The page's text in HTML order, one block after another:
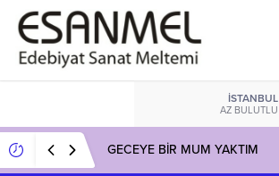
İSTANBUL
AZ BULUTLU
GECEYE BİR MUM YAKTIM